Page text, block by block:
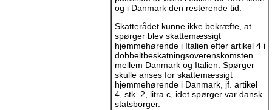
og i Danmark den resterende tid.
Skatterådet kunne ikke bekræfte, at
spørger blev skattemæssigt
hjemmehørende i Italien efter artikel 4 i
dobbeltbeskatningsoverenskomsten
mellem Danmark og Italien. Spørger
skulle anses for skattemæssigt
hjemmehørende i Danmark, jf. artikel
4, stk. 2, litra c, idet spørger var dansk
statsborger.